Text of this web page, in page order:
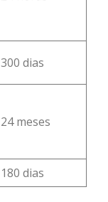
300 dias
24 meses
180 dias